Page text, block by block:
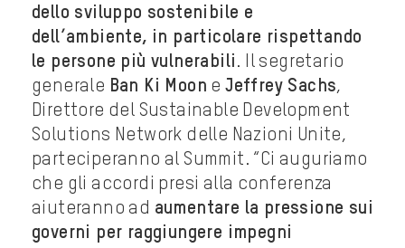
dello sviluppo sostenibile e
dell’ambiente, in particolare rispettando
le persone più vulnerabili . Il segretario
generale Ban Ki Moon eJeffrey Sachs,
Direttore del Sustainable Development
Solutions Network delle Nazioni Unite,
parteciperanno al Summit. “Ci auguriamo
che gli accordi presi alla conferenza
aiuteranno ad aumentare la pressione sui
governi per raggiungere impegni